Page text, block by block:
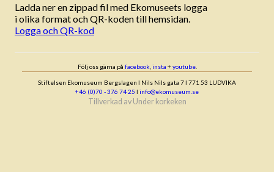
Ladda ner en zippad fil med Ekomuseets logga
i olika format och QR-koden till hemsidan.
Logga och QR-kod
Följ oss gärna på facebook insta + youtube.
Stiftelsen Ekomuseum Bergslagen ǀ Nils Nils gata 7 ǀ 771 53 LUDVIKA
+46 (0)70 - 376 74 25 ǀ info@ekomuseum.se
Tillverkad av Under korkeken